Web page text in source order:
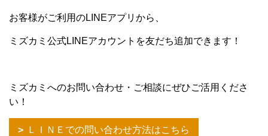
お客様がご利用のLINEアプリから、
ミズカミ公式LINEアカウントを友だち追加できます！
ミズカミへのお問い合わせ・ご相談にぜひご活用くださ
い！
ＬＩＮＥでの問い合わせ方法はこちら